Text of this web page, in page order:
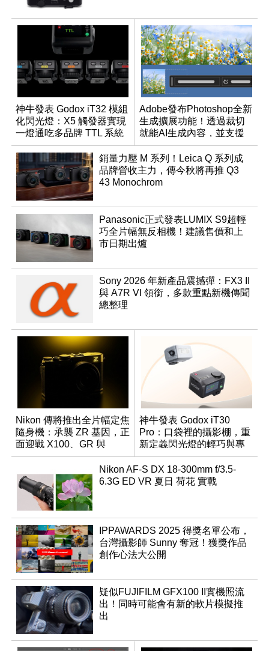
神牛發表 Godox iT32 模組
化閃光燈：X5 觸發器實現
一燈通吃多品牌 TTL 系統
Adobe發布Photoshop全新
生成擴展功能！透過裁切
就能AI生成內容，並支援
繁體中文
銷量力壓 M 系列！Leica Q 系列成
品牌營收主力，傳今秋將再推 Q3
43 Monochrom
Panasonic正式發表LUMIX S9超輕
巧全片幅無反相機！建議售價和上
市日期出爐
Sony 2026 年新產品震撼彈：FX3 II
與 A7R VI 領銜，多款重點新機傳聞
總整理
Nikon 傳將推出全片幅定焦
隨身機：承襲 ZR 基因，正
面迎戰 X100、GR 與
RX1R 系列
神牛發表 Godox iT30
Pro：口袋裡的攝影棚，重
新定義閃光燈的輕巧與專
業
Nikon AF-S DX 18-300mm f/3.5-
6.3G ED VR 夏日 荷花 實戰
IPPAWARDS 2025 得獎名單公布，
台灣攝影師 Sunny 奪冠！獲獎作品
創作心法大公開
疑似FUJIFILM GFX100 II實機照流
出！同時可能會有新的軟片模擬推
出